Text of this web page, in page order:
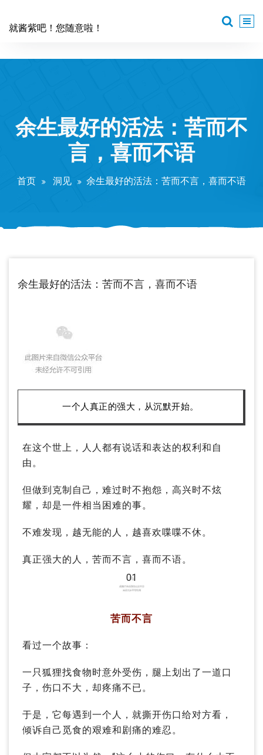
就酱紫吧！您随意啦！
余生最好的活法：苦而不
言，喜而不语
首页 洞见 余生最好的活法：苦而不言，喜而不语
余生最好的活法：苦而不言，喜而不语
一个人真正的强大，从沉默开始。
在这个世上，人人都有说话和表达的权利和自
由。
但做到克制自己，难过时不抱怨，高兴时不炫
耀，却是一件相当困难的事。
不难发现，越无能的人，越喜欢喋喋不休。
真正强大的人，苦而不言，喜而不语。
01
苦而不言
看过一个故事：
一只狐狸找食物时意外受伤，腿上划出了一道口
子，伤口不大，却疼痛不已。
于是，它每遇到一个人，就撕开伤口给对方看，
倾诉自己觅食的艰难和剧痛的难忍。